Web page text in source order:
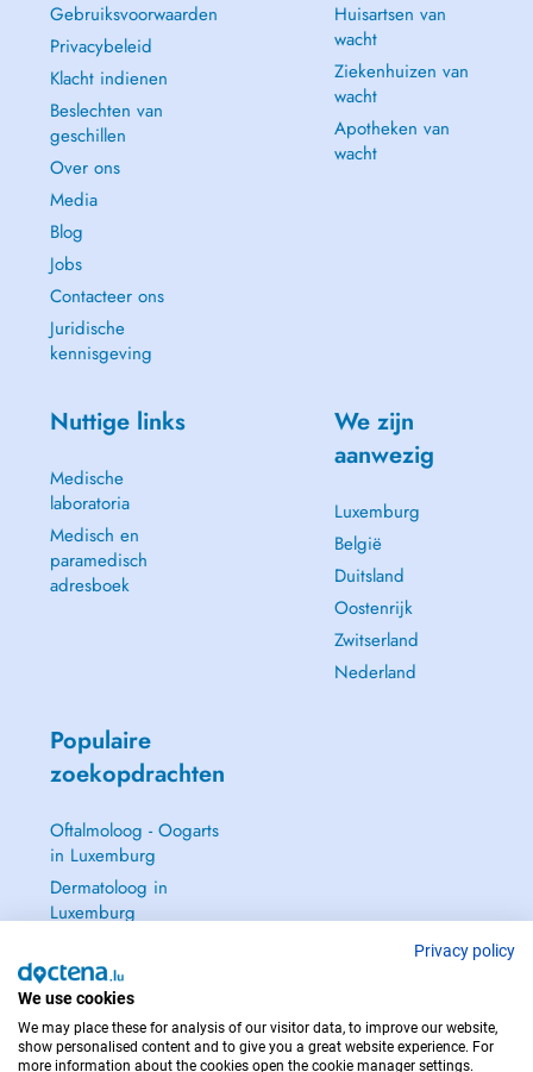
Gebruiksvoorwaarden
Privacybeleid
Klacht indienen
Beslechten van
geschillen
Over ons
Media
Blog
Jobs
Contacteer ons
Juridische
kennisgeving
Huisartsen van
wacht
Ziekenhuizen van
wacht
Apotheken van
wacht
Nuttige links
Medische
laboratoria
Medisch en
paramedisch
adresboek
We zijn
aanwezig
Luxemburg
België
Duitsland
Oostenrijk
Zwitserland
Nederland
Populaire
zoekopdrachten
Oftalmoloog - Oogarts
in Luxemburg
Dermatoloog in
Luxemburg
Gynaecoloog in
Luxemburg
Zie alle →
Privacy policy
We use cookies
We may place these for analysis of our visitor data, to improve our website,
show personalised content and to give you a great website experience. For
more information about the cookies open the cookie manager settings.